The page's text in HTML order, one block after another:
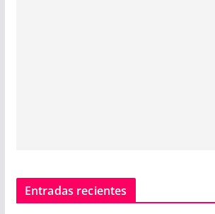
Entradas recientes